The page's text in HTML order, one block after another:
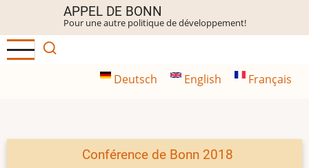
contenu
principal
APPEL DE BONN
Pour une autre politique de développement!
Deutsch English Français
Conférence de Bonn 2018